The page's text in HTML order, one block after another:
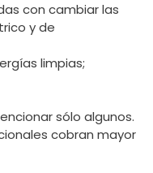
con cambiar las
y de
limpias;
sólo algunos.
cobran mayor